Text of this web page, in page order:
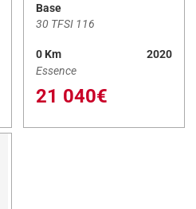
Base
30 TFSI 116
0 Km
2020
Essence
21 040€